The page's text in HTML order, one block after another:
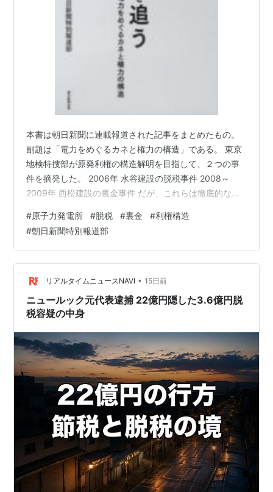
本書は朝日新聞に連載報道された記事をまとめたもの。
副題は「電力をめぐるカネと権力の構造」である。 東京
地検特捜部が原発利権の構造解明を目指して、２つの事
件を摘発した。 2006年 水谷建設の脱税事件 2008～
2009年 西松建設の裏金事件 だが、これらは徹底的な解
る。 朝日新聞の報道部において、2003年の名古屋国税局
での課税処分事案を契機に報道チームが組まれて、原発
利権問題が追跡されたという。そして2011年3月11日の
福島第一原発事故の後、関係者の証言が世に出てきた。
その事実を受け止め、それまでの記者活動の情報・資料
をベースにさらに事実究…
#原子力発電所 #脱税 #裏金 #利権構造
#朝日新聞特別報道部
リアルタイムニュースNAVI • 15日前
ニュールック元代表逮捕 22億円隠した3.6億円脱
税容疑の中身